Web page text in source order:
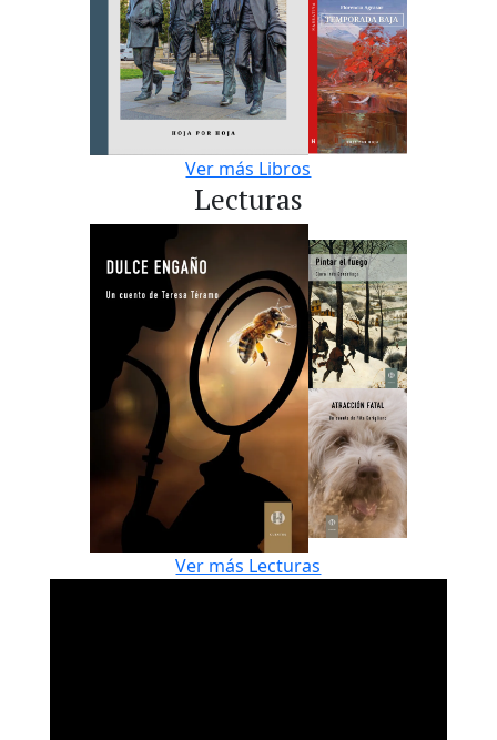
Ver más Libros
Lecturas
Ver más Lecturas